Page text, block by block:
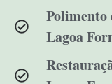
Polimento
Lagoa